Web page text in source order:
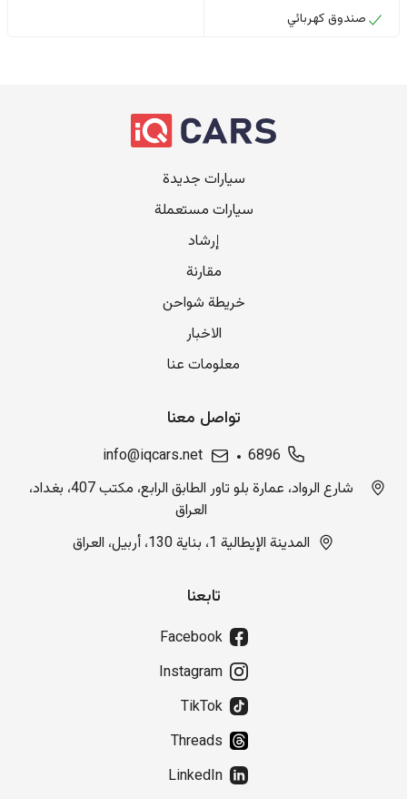
صندوق كهربائي
سيارات جديدة
سيارات مستعملة
إرشاد
مقارنة
خريطة شواحن
الاخبار
معلومات عنا
تواصل معنا
6896
info@iqcars.net
شارع الرواد، عمارة بلو تاور الطابق الرابع، مكتب 407، بغداد،
العراق
المدينة الإيطالية 1، بناية 130، أربيل، العراق
تابعنا
Facebook
Instagram
TikTok
Threads
LinkedIn